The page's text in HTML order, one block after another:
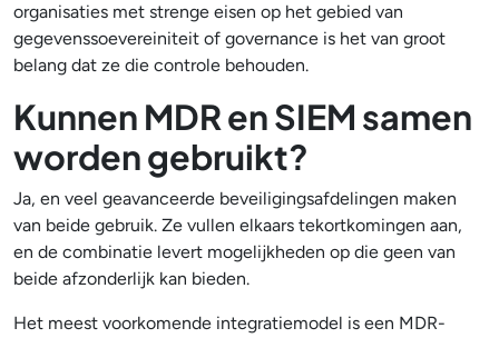
organisaties met strenge eisen op het gebied van
gegevenssoevereiniteit of governance is het van groot
belang dat ze die controle behouden.
Kunnen MDR en SIEM samen
worden gebruikt?
Ja, en veel geavanceerde beveiligingsafdelingen maken
van beide gebruik. Ze vullen elkaars tekortkomingen aan,
en de combinatie levert mogelijkheden op die geen van
beide afzonderlijk kan bieden.
Het meest voorkomende integratiemodel is een MDR-